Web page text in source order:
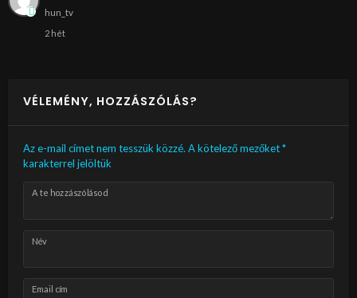
hun_tv
2 hét
VÉLEMÉNY, HOZZÁSZÓLÁS?
Az e-mail címet nem tesszük közzé. A kötelező mezőket*
karakterrel jelöltük
A te hozzászólásod
Név
Email cím